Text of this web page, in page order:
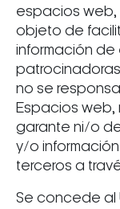
espacios web,
objeto de
información
no se
Espacios web,
garante ni/o
y/o
terceros a
Se concede al